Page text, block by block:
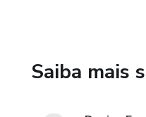
Saiba mais